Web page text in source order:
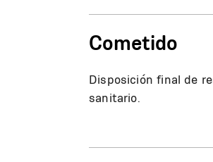
Cometido
Disposición final de
sanitario.